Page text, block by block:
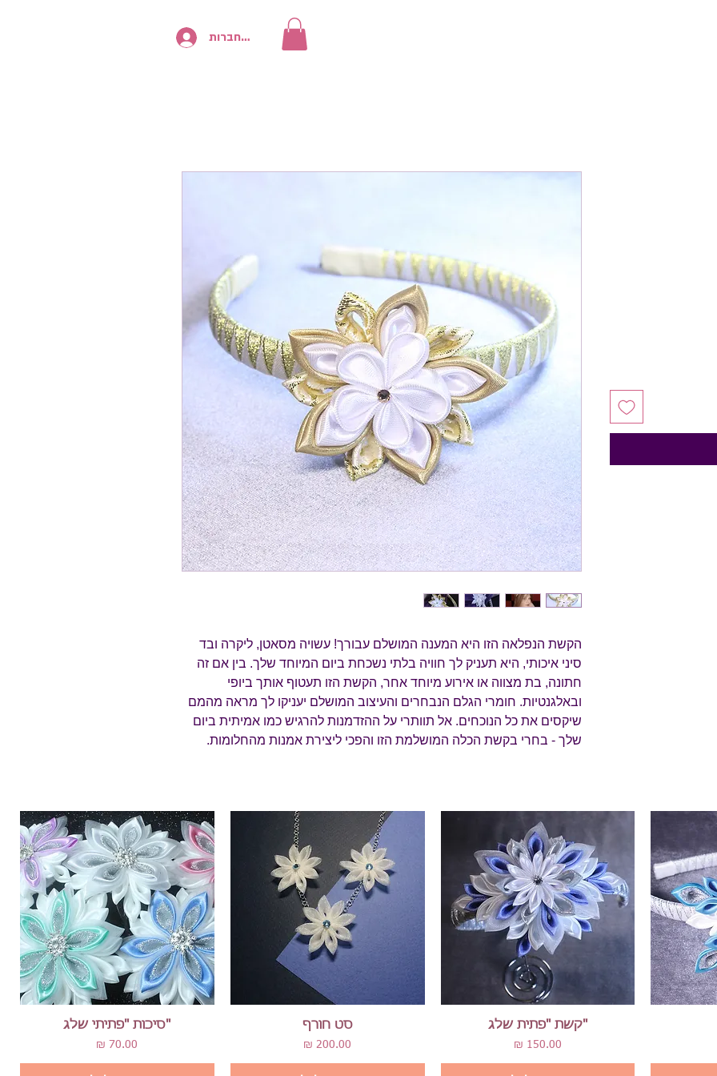
להתחברות
הקשת הנפלאה הזו היא המענה המושלם עבורך! עשויה מסאטן, ליקרה ובד
סיני איכותי, היא תעניק לך חוויה בלתי נשכחת ביום המיוחד שלך. בין אם זה
חתונה, בת מצווה או אירוע מיוחד אחר, הקשת הזו תעטוף אותך ביופי
ובאלגנטיות. חומרי הגלם הנבחרים והעיצוב המושלם יעניקו לך מראה מהמם
שיקסים את כל הנוכחים. אל תוותרי על ההזדמנות להרגיש כמו אמיתית ביום
שלך - בחרי בקשת הכלה המושלמת הזו והפכי ליצירת אמנות מהחלומות.
תצוגה מהירה
"קשת "פתית שלג
מחיר
תצוגה מהירה
סט חורף
מחיר
תצוגה מהירה
"סיכות "פתיתי שלג
מחיר